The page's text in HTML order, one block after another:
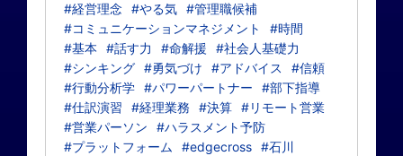
#経営理念 #やる気 #管理職候補
#コミュニケーションマネジメント
#時間
#基本
#話す力 #命解援
#社会人基礎力
#シンキング #勇気づけ #アドバイス
#信頼
#行動分析学 #パワーパートナー
#部下指導
#仕訳演習
#経理業務 #決算 #リモート営業
#営業パーソン
#ハラスメント予防
#プラットフォーム
#edgecross #石川